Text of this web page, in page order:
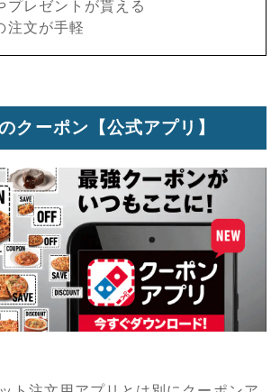
レゼントが貰える
文が手軽
クーポン【公式アプリ】